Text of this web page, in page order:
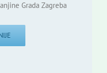
Grada Zagreba